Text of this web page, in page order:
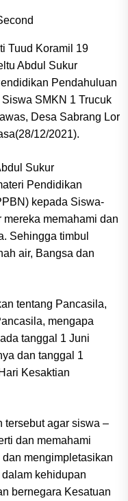
Tuud Koramil 19
Abdul Sukur
Pendahuluan
SMKN 1 Trucuk
Desa Sabrang Lor
12/2021).
Sukur
Pendidikan
kepada Siswa-
memahami dan
Sehingga timbul
air, Bangsa dan
tentang Pancasila,
mengapa
tanggal 1 Juni
dan tanggal 1
Kesaktian
tersebut agar siswa –
dan memahami
mengimpletasikan
kehidupan
bernegara Kesatuan